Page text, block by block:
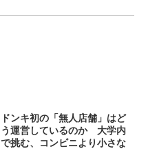
ドンキ初の「無人店舗」はど
う運営しているのか 大学内
で挑む、コンビニより小さな